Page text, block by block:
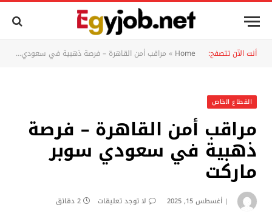
أنت الآن تتصفح: Home
» مراقب أمن القاهرة – فرصة ذهبية في سعودي سوبر ماركت
القطاع الخاص
مراقب أمن القاهرة – فرصة
ذهبية في سعودي سوبر
ماركت
أغسطس 15, 2025 لا توجد تعليقات 2 دقائق